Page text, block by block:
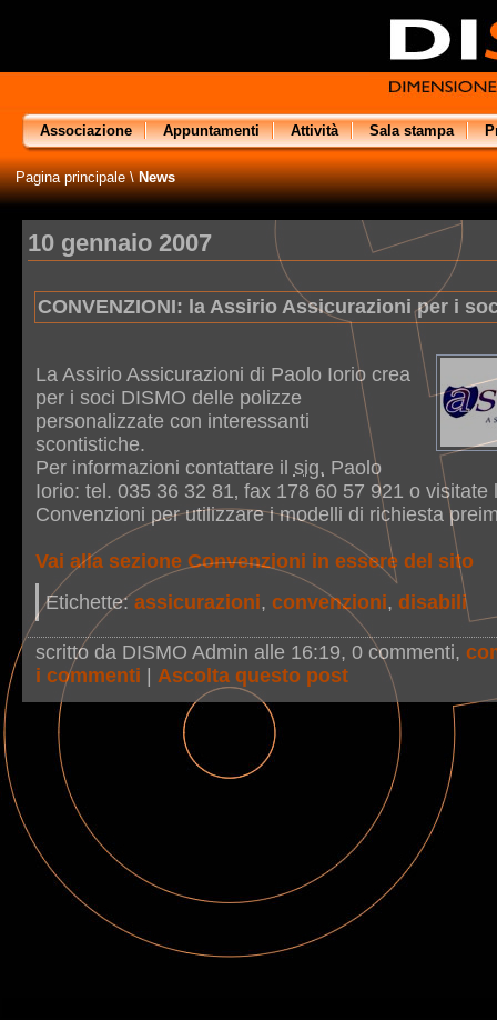
Associazione Appuntamenti Attività Sala stampa
Pagina principale\News
10 gennaio 2007
CONVENZIONI: la Assirio Assicurazioni per i
La Assirio Assicurazioni di Paolo Iorio crea
per i soci DISMO delle polizze
personalizzate con interessanti
scontistiche.
Per informazioni contattare il sig. Paolo
Iorio: tel. 035 36 32 81‚ fax 178 60 57 921 o visitate
Convenzioni per utilizzare i modelli di richiesta
Vai alla sezione Convenzioni in essere del sito
Etichette:assicurazioni,convenzioni,disabili
scritto da DISMO Admin alle 16:19, 0 commenti,
i commenti | Ascolta questo post